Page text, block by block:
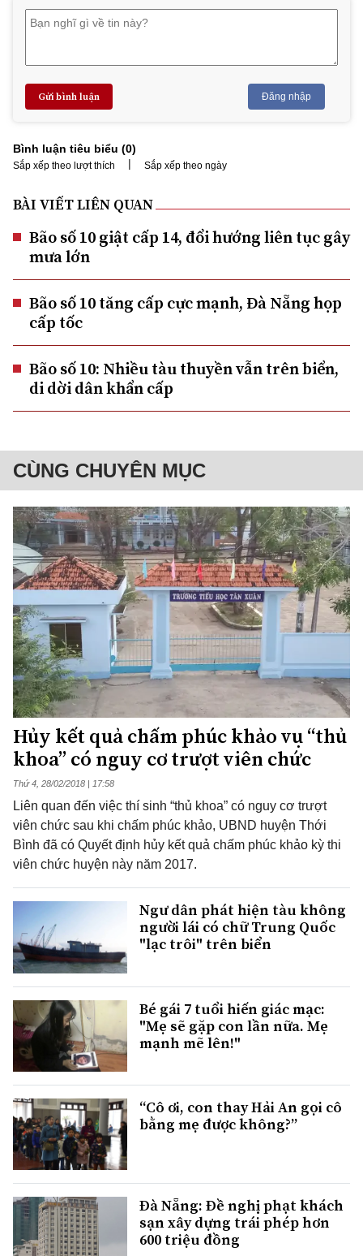
Gửi bình luận Đăng nhập
Bình luận tiêu biểu (0)
Sắp xếp theo lượt thích | Sắp xếp theo ngày
BÀI VIẾT LIÊN QUAN
Bão số 10 giật cấp 14, đổi hướng liên tục gây
mưa lớn
Bão số 10 tăng cấp cực mạnh, Đà Nẵng họp
cấp tốc
Bão số 10: Nhiều tàu thuyền vẫn trên biển,
di dời dân khẩn cấp
CÙNG CHUYÊN MỤC
Hủy kết quả chấm phúc khảo vụ “thủ
khoa” có nguy cơ trượt viên chức
Thứ 4, 28/02/2018 | 17:58
Liên quan đến việc thí sinh “thủ khoa” có nguy cơ trượt
viên chức sau khi chấm phúc khảo, UBND huyện Thới
Bình đã có Quyết định hủy kết quả chấm phúc khảo kỳ thi
viên chức huyện này năm 2017.
Ngư dân phát hiện tàu không
người lái có chữ Trung Quốc
"lạc trôi" trên biển
Bé gái 7 tuổi hiến giác mạc:
"Mẹ sẽ gặp con lần nữa. Mẹ
mạnh mẽ lên!"
“Cô ơi, con thay Hải An gọi cô
bằng mẹ được không?”
Đà Nẵng: Đề nghị phạt khách
sạn xây dựng trái phép hơn
600 triệu đồng